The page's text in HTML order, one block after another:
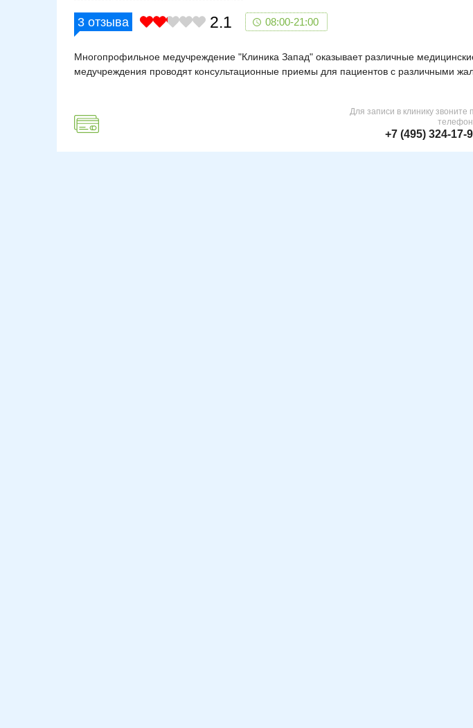
3 отзыва 2.1 08:00-21:00
Многопрофильное медучреждение "Клиника Запад" оказывает различные
медучреждения проводят консультационные приемы для пациентов с различными
Для записи в клинику звоните
+7 (495) 324-17-